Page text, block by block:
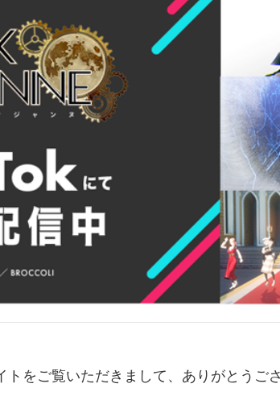
トをご覧いただきまして、ありがとうご